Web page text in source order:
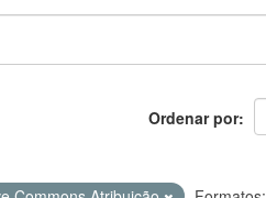
Ordenar por